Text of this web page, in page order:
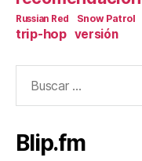
Russian Red Snow Patrol
trip-hop versión
Blip.fm